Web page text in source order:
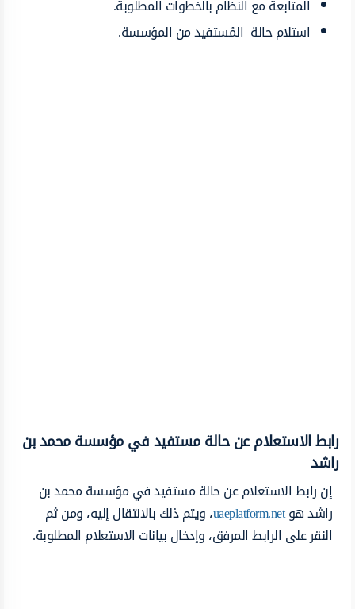
المتابعة مع النظام بالخطوات المطلوبة.
استلام حالة المُستفيد من المؤسسة.
رابط الاستعلام عن حالة مستفيد في مؤسسة محمد بن
راشد
إن رابط الاستعلام عن حالة مستفيد في مؤسسة محمد بن
راشد هوuaeplatform.net، ويتم ذلك بالانتقال إليه، ومن ثم
النقر على الرابط المرفق، وإدخال بيانات الاستعلام المطلوبة.